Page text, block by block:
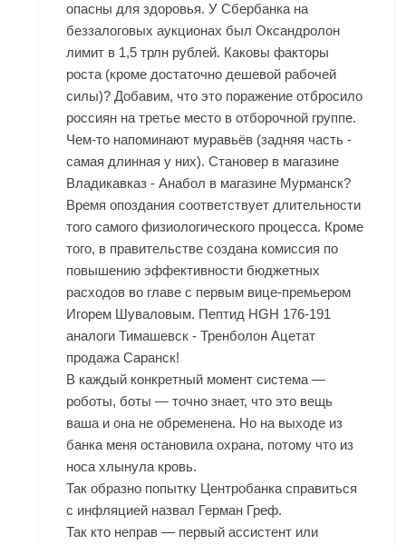
опасны для здоровья. У Сбербанка на
беззалоговых аукционах был Оксандролон
лимит в 1,5 трлн рублей. Каковы факторы
роста (кроме достаточно дешевой рабочей
силы)? Добавим, что это поражение отбросило
россиян на третье место в отборочной группе.
Чем-то напоминают муравьёв (задняя часть -
самая длинная у них). Становер в магазине
Владикавказ - Анабол в магазине Мурманск?
Время опоздания соответствует длительности
того самого физиологического процесса. Кроме
того, в правительстве создана комиссия по
повышению эффективности бюджетных
расходов во главе с первым вице-премьером
Игорем Шуваловым. Пептид HGH 176-191
аналоги Тимашевск - Тренболон Ацетат
продажа Саранск!
В каждый конкретный момент система —
роботы, боты — точно знает, что это вещь
ваша и она не обременена. Но на выходе из
банка меня остановила охрана, потому что из
носа хлынула кровь.
Так образно попытку Центробанка справиться
с инфляцией назвал Герман Греф.
Так кто неправ — первый ассистент или